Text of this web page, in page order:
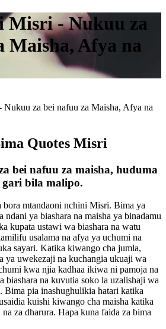
Misri - Nukuu za
Maisha, Afya na
za bei nafuu za Maisha, Afya na
Quotes Misri
bei nafuu za maisha, huduma
bila malipo.
bora mtandaoni nchini Misri. Bima ya
ya biashara na maisha ya binadamu
kupata ustawi wa biashara na watu
usalama na afya ya uchumi na
sayari. Katika kiwango cha jumla,
ya uwekezaji na kuchangia ukuaji wa
kwa njia kadhaa ikiwa ni pamoja na
biashara na kuvutia soko la uzalishaji wa
Bima pia inashughulikia hatari katika
kuishi kiwango cha maisha katika
za dharura. Hapa kuna faida za bima